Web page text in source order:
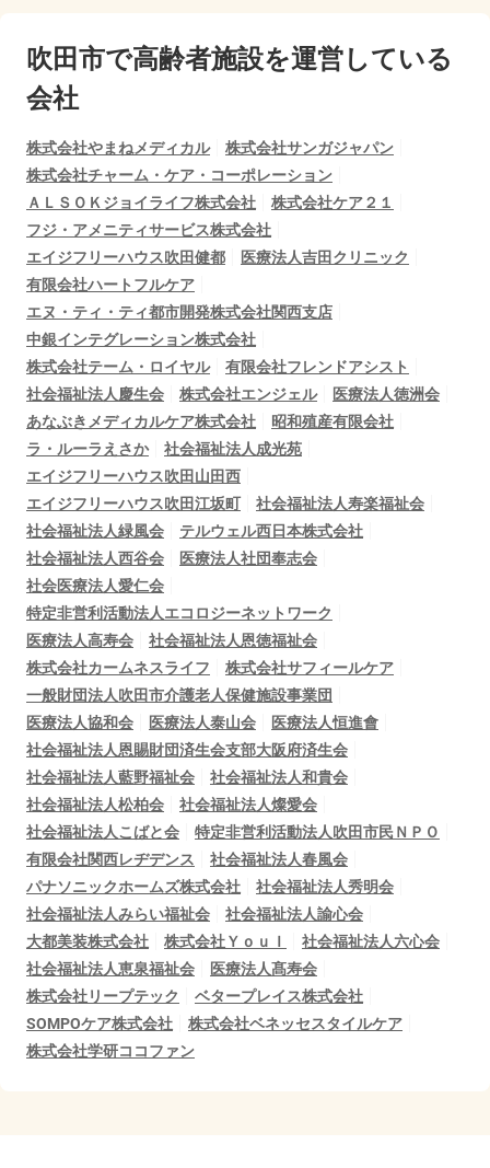
吹田市で高齢者施設を運営している
会社
株式会社やまねメディカル
株式会社サンガジャパン
株式会社チャーム・ケア・コーポレーション
ＡＬＳＯＫジョイライフ株式会社
株式会社ケア２１
フジ・アメニティサービス株式会社
エイジフリーハウス吹田健都
医療法人吉田クリニック
有限会社ハートフルケア
エヌ・ティ・ティ都市開発株式会社関西支店
中銀インテグレーション株式会社
株式会社テーム・ロイヤル
有限会社フレンドアシスト
社会福祉法人慶生会
株式会社エンジェル
医療法人徳洲会
あなぶきメディカルケア株式会社
昭和殖産有限会社
ラ・ルーラえさか
社会福祉法人成光苑
エイジフリーハウス吹田山田西
エイジフリーハウス吹田江坂町
社会福祉法人寿楽福祉会
社会福祉法人緑風会
テルウェル西日本株式会社
社会福祉法人西谷会
医療法人社団奉志会
社会医療法人愛仁会
特定非営利活動法人エコロジーネットワーク
医療法人高寿会
社会福祉法人恩徳福祉会
株式会社カームネスライフ
株式会社サフィールケア
一般財団法人吹田市介護老人保健施設事業団
医療法人協和会
医療法人泰山会
医療法人恒進會
社会福祉法人恩賜財団済生会支部大阪府済生会
社会福祉法人藍野福祉会
社会福祉法人和貴会
社会福祉法人松柏会
社会福祉法人燦愛会
社会福祉法人こばと会
特定非営利活動法人吹田市民ＮＰＯ
有限会社関西レヂデンス
社会福祉法人春風会
パナソニックホームズ株式会社
社会福祉法人秀明会
社会福祉法人みらい福祉会
社会福祉法人諭心会
大都美装株式会社
株式会社ＹｏｕＩ
社会福祉法人六心会
社会福祉法人恵泉福祉会
医療法人髙寿会
株式会社リープテック
ベタープレイス株式会社
SOMPOケア株式会社
株式会社ベネッセスタイルケア
株式会社学研ココファン